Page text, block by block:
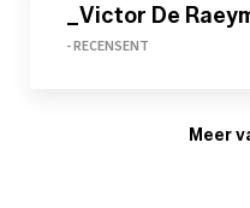
_Victor De
- RECENSENT
Meer